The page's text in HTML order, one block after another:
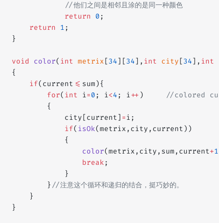
            //他们之间是相邻且涂的是同一种颜色
            return
0 ;
    return
1 ;
}
void color( int metrix [ 34][ 34], int city [ 34], int
{
    if
(current <= sum){
        for
( int i=0 ; i<4 ; i++ )
//colored
        {
            city[current]
=i;
            if
( isOk(metrix,city,current))
            {
                color
(metrix,city,sum,current+1
                break
;
            }
        }
//注意这个循环和递归的结合，挺巧妙的。
    }
}